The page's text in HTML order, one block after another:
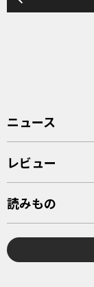
ニュース
レビュー
読みもの